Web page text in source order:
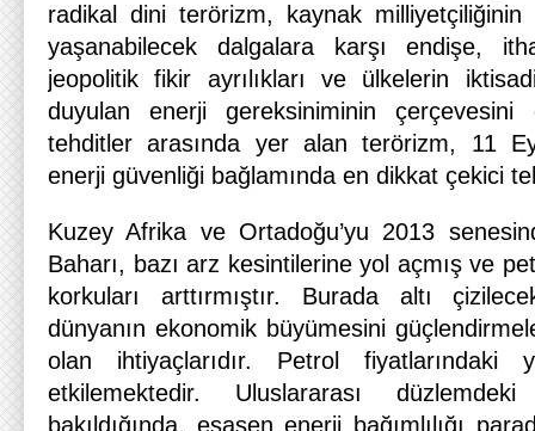
radikal dini terörizm, kaynak
yaşanabilecek dalgalara karşı endişe,
jeopolitik fikir ayrılıkları ve ülkelerin
duyulan enerji gereksiniminin
tehditler arasında yer alan terörizm, 11
enerji güvenliği bağlamında en dikkat çekici
Kuzey Afrika ve Ortadoğu’yu 2013
Baharı, bazı arz kesintilerine yol açmış ve
korkuları arttırmıştır. Burada altı
dünyanın ekonomik büyümesini
olan ihtiyaçlarıdır. Petrol fiyatlarındaki
etkilemektedir. Uluslararası
bakıldığında, esasen enerji bağımlılığı